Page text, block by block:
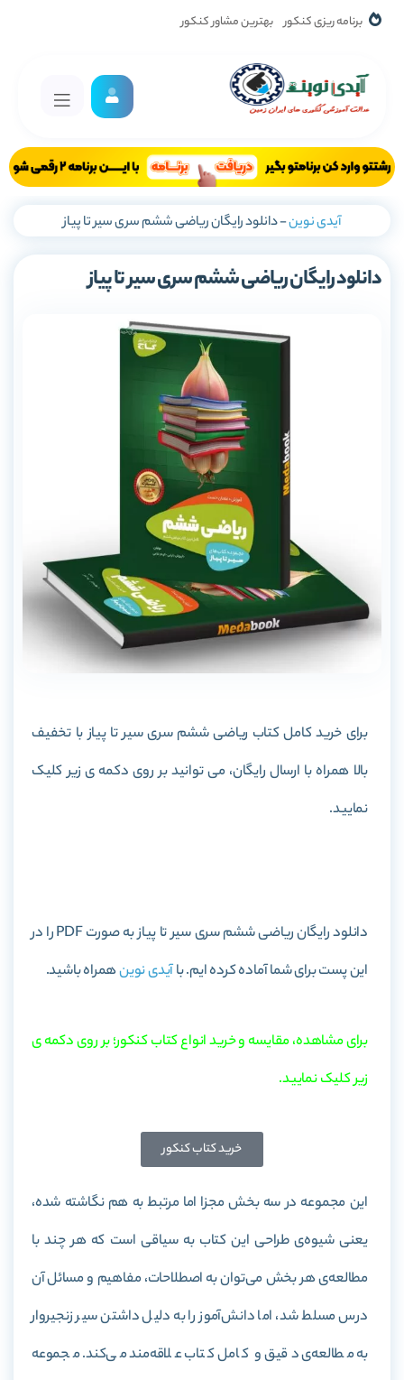
برنامه ریزی کنکور بهترین مشاور کنکور
آیدی نوین-دانلود رایگان ریاضی ششم سری سیر تا پیاز
دانلود رایگان ریاضی ششم سری سیر تا پیاز
برای خرید کامل کتاب ریاضی ششم سری سیر تا پیاز با تخفیف
بالا همراه با ارسال رایگان، می توانید بر روی دکمه ی زیر کلیک
نمایید.
دانلود رایگان ریاضی ششم سری سیر تا پیاز به صورت PDF را در
این پست برای شما آماده کرده ایم. باآیدی نوینهمراه باشید.
برای مشاهده، مقایسه و خرید انواع کتاب کنکور؛ بر روی دکمه ی
زیر کلیک نمایید.
خرید کتاب کنکور
این مجموعه در سه بخش مجزا اما مرتبط به هم نگاشته شده،
یعنی شیوه‌ی طراحی این کتاب به سیاقی است که هر چند با
مطالعه‌ی هر بخش می‌توان به اصطلاحات، مفاهیم و مسائل آن
درس مسلط شد، اما دانش‌آموز را به دلیل داشتن سیر زنجیروار
به مطالعه‌ی دقیق و کامل کتاب علاقه‌مند می‌کند. مجموعه